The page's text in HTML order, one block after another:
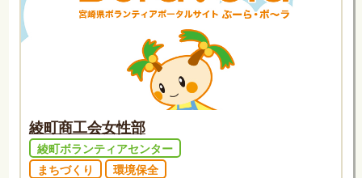
綾町商工会女性部
綾町ボランティアセンター
まちづくり
環境保全